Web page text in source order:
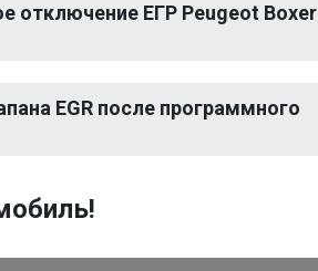
отключение ЕГР Peugeot Boxer
EGR после программного